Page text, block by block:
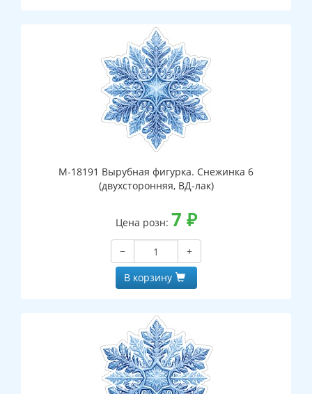
М-18191 Вырубная фигурка. Снежинка 6
(двухсторонняя, ВД-лак)
Цена розн: 7 ₽
−
+
В корзину